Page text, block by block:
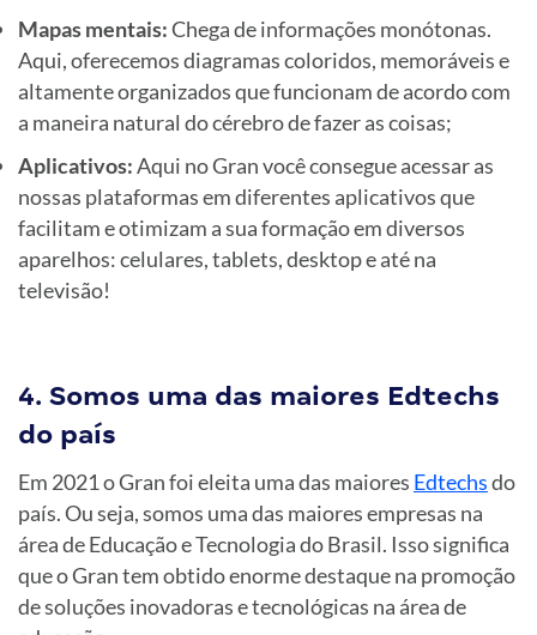
Mapas mentais:Chega de informações monótonas.
Aqui, oferecemos diagramas coloridos, memoráveis e
altamente organizados que funcionam de acordo com
a maneira natural do cérebro de fazer as coisas;
Aplicativos:Aqui no Gran você consegue acessar as
nossas plataformas em diferentes aplicativos que
facilitam e otimizam a sua formação em diversos
aparelhos: celulares, tablets, desktop e até na
televisão!
4. Somos uma das maiores Edtechs
do país
Em 2021 o Gran foi eleita uma das maiores Edtechsdo
país. Ou seja, somos uma das maiores empresas na
área de Educação e Tecnologia do Brasil. Isso significa
que o Gran tem obtido enorme destaque na promoção
de soluções inovadoras e tecnológicas na área de